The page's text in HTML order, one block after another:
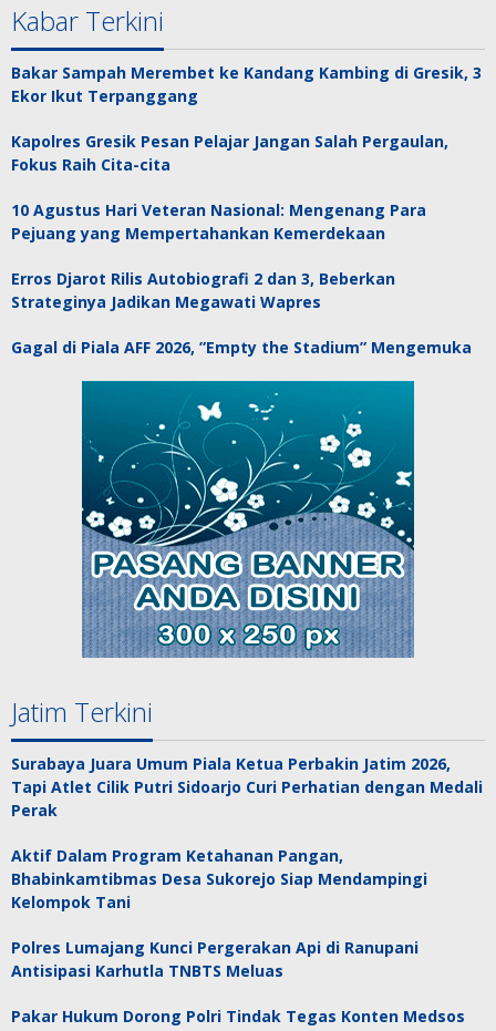
Kabar Terkini
Bakar Sampah Merembet ke Kandang Kambing di Gresik, 3
Ekor Ikut Terpanggang
Kapolres Gresik Pesan Pelajar Jangan Salah Pergaulan,
Fokus Raih Cita-cita
10 Agustus Hari Veteran Nasional: Mengenang Para
Pejuang yang Mempertahankan Kemerdekaan
Erros Djarot Rilis Autobiografi 2 dan 3, Beberkan
Strateginya Jadikan Megawati Wapres
Gagal di Piala AFF 2026, ”Empty the Stadium” Mengemuka
Jatim Terkini
Surabaya Juara Umum Piala Ketua Perbakin Jatim 2026,
Tapi Atlet Cilik Putri Sidoarjo Curi Perhatian dengan Medali
Perak
Aktif Dalam Program Ketahanan Pangan,
Bhabinkamtibmas Desa Sukorejo Siap Mendampingi
Kelompok Tani
Polres Lumajang Kunci Pergerakan Api di Ranupani
Antisipasi Karhutla TNBTS Meluas
Pakar Hukum Dorong Polri Tindak Tegas Konten Medsos